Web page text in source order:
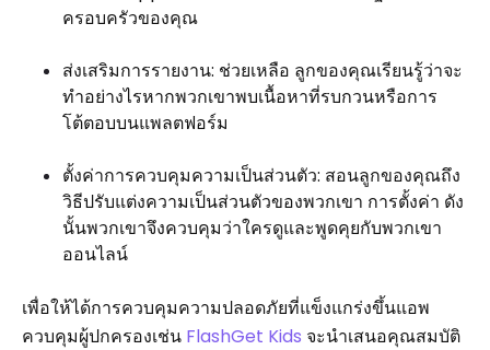
ครอบครัวของคุณ
ส่งเสริมการรายงาน: ช่วยเหลือ ลูกของคุณเรียนรู้ว่าจะ
ทำอย่างไรหากพวกเขาพบเนื้อหาที่รบกวนหรือการ
โต้ตอบบนแพลตฟอร์ม
ตั้งค่าการควบคุมความเป็นส่วนตัว: สอนลูกของคุณถึง
วิธีปรับแต่งความเป็นส่วนตัวของพวกเขา การตั้งค่า ดัง
นั้นพวกเขาจึงควบคุมว่าใครดูและพูดคุยกับพวกเขา
ออนไลน์
เพื่อให้ได้การควบคุมความปลอดภัยที่แข็งแกร่งขึ้นแอพ
ควบคุมผู้ปกครองเช่น FlashGet Kids จะนำเสนอคุณสมบัติ